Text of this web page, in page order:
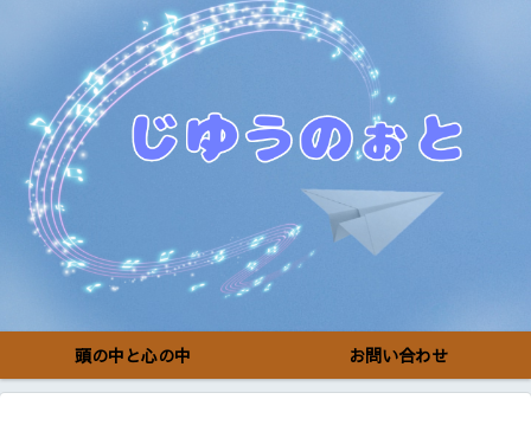
頭の中と心の中 お問い合わせ